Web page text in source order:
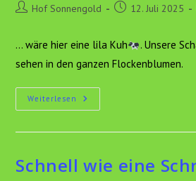
Beitrags-
Hof Sonnengold
Beitrag12. Juli 2025
... wäre hier eine lila Kuh
. Unsere
sehen in den ganzen Flockenblumen.
Weiterlesen Perfekt
Getarnt…
Schnell wie eine